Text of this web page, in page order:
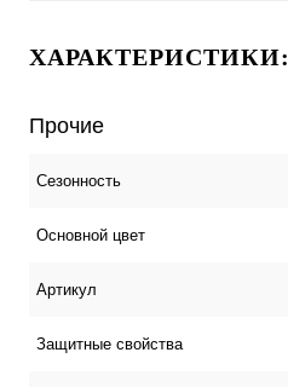
ХАРАКТЕРИСТИКИ:
Прочие
Сезонность
Основной цвет
Артикул
Защитные свойства